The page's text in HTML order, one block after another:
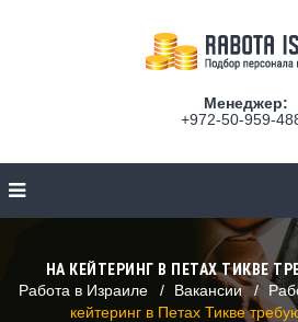
Менеджер:
+972-50-959-
НА КЕЙТЕРИНГ В ПЕТАХ ТИКВЕ
Работа в Израиле
Вакансии
кейтеринг в Петах Тикве